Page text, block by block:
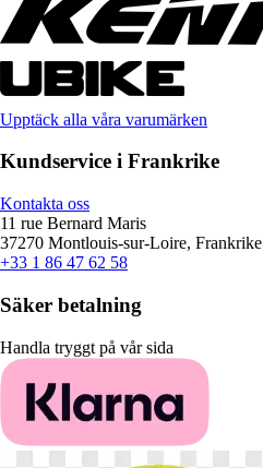
Upptäck alla våra varumärken
Kundservice i Frankrike
Kontakta oss
11 rue Bernard Maris
37270 Montlouis-sur-Loire, Frankrike
+33 1 86 47 62 58
Säker betalning
Handla tryggt på vår sida